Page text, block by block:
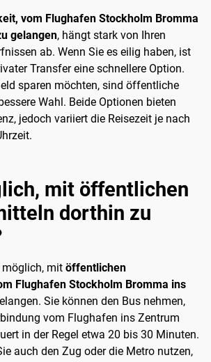
vom Flughafen Stockholm Bromma
gelangen, hängt stark von Ihren
ab. Wenn Sie es eilig haben, ist
Transfer eine schnellere Option.
sparen möchten, sind öffentliche
Wahl. Beide Optionen bieten
jedoch variiert die Reisezeit je nach
mit öffentlichen
dorthin zu
mit öffentlichen
Flughafen Stockholm Bromma ins
Sie können den Bus nehmen,
vom Flughafen ins Zentrum
in der Regel etwa 20 bis 30 Minuten.
auch den Zug oder die Metro nutzen,